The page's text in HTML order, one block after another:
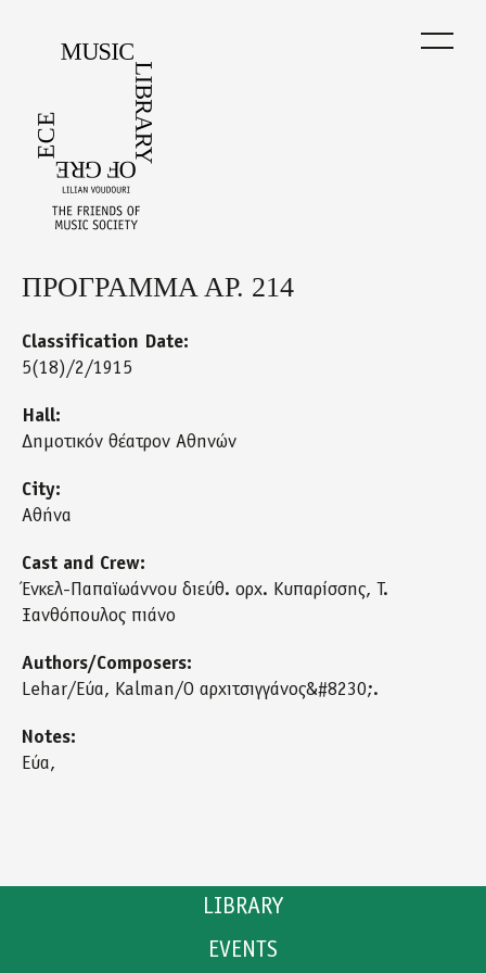
LIBRARY
CATALOGUE
EVENTS
Back
top
ΠΡΟΓΡΑΜΜΑ ΑΡ. 214
Classification Date:
5(18)/2/1915
Hall:
Δημοτικόν θέατρον Αθηνών
City:
Αθήνα
Cast and Crew:
Ένκελ-Παπαϊωάννου διεύθ. ορχ. Κυπαρίσσης, Τ.
Ξανθόπουλος πιάνο
Authors/Composers:
Lehar/Εύα, Kalman/Ο αρχιτσιγγάνος&#8230;.
Notes:
Εύα,